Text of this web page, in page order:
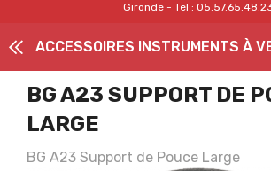
Gironde - Tel :
ACCESSOIRES INSTRUMENTS À
BG A23 SUPPORT DE
LARGE
BG A23 Support de Pouce Large